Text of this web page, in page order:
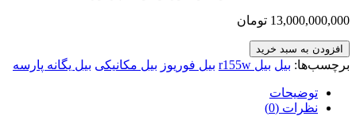
13,000,000,000 تومان
افزودن به سبد خرید
برچسب‌ها: بیل بیل r155w بیل فوریوز بیل مکانیکی بیل یگانه پارسه
توضیحات
نظرات (0)